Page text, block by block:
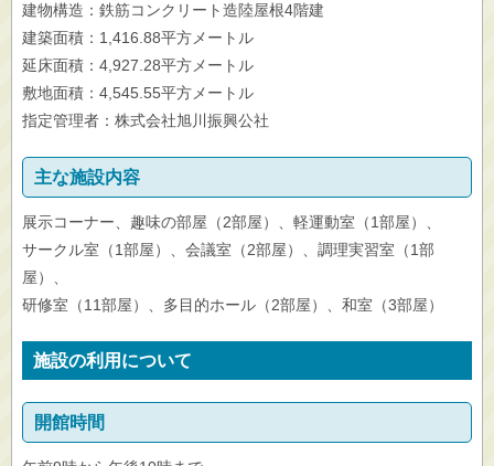
建物構造：鉄筋コンクリート造陸屋根4階建
建築面積：1,416.88平方メートル
延床面積：4,927.28平方メートル
敷地面積：4,545.55平方メートル
指定管理者：株式会社旭川振興公社
主な施設内容
展示コーナー、趣味の部屋（2部屋）、軽運動室（1部屋）、
サークル室（1部屋）、会議室（2部屋）、調理実習室（1部
屋）、
研修室（11部屋）、多目的ホール（2部屋）、和室（3部屋）
施設の利用について
開館時間